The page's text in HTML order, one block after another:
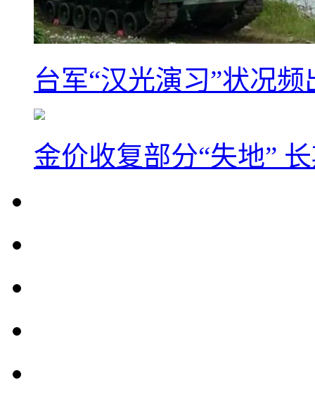
台军“汉光演习”状况
金价收复部分“失地”